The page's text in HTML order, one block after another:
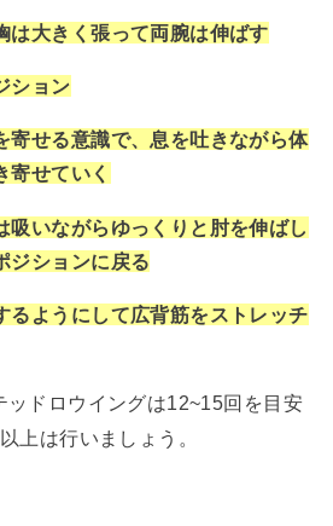
は大きく張って両腕は伸ばす
ション
寄せる意識で、息を吐きながら体
寄せていく
吸いながら ゆっくりと肘を伸ばし
ジションに戻る
るようにして広背筋をストレッチ
ッドロウイングは12~15回を目安
上は行いましょう。